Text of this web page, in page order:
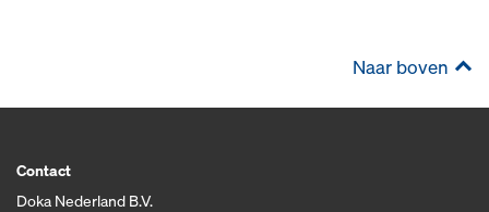
Naar boven
Contact
Doka Nederland B.V.